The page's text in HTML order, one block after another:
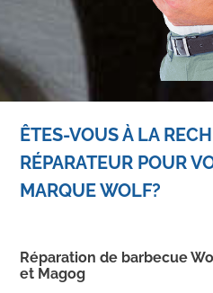
ÊTES-VOUS À LA
RÉPARATEUR POUR
MARQUE WOLF?
Réparation de barbecue
et Magog